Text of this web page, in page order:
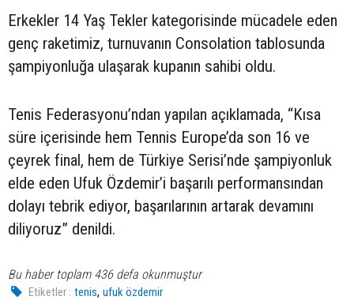
Erkekler 14 Yaş Tekler kategorisinde mücadele eden
genç raketimiz, turnuvanın Consolation tablosunda
şampiyonluğa ulaşarak kupanın sahibi oldu.
Tenis Federasyonu’ndan yapılan açıklamada, “Kısa
süre içerisinde hem Tennis Europe’da son 16 ve
çeyrek final, hem de Türkiye Serisi’nde şampiyonluk
elde eden Ufuk Özdemir’i başarılı performansından
dolayı tebrik ediyor, başarılarının artarak devamını
diliyoruz” denildi.
Bu haber toplam 436 defa okunmuştur
Etiketler : tenis,ufuk özdemir